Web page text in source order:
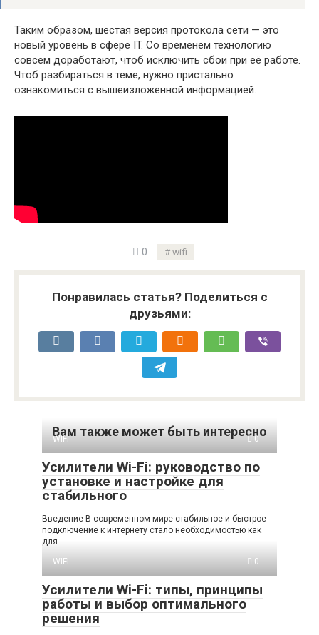
Таким образом, шестая версия протокола сети — это
новый уровень в сфере IT. Со временем технологию
совсем доработают, чтоб исключить сбои при её работе.
Чтоб разбираться в теме, нужно пристально
ознакомиться с вышеизложенной информацией.
0 wifi
Понравилась статья? Поделиться с
друзьями:
Вам также может быть интересно
WIFI 0
Усилители Wi-Fi: руководство по
установке и настройке для
стабильного
Введение В современном мире стабильное и быстрое
подключение к интернету стало необходимостью как
для
WIFI
0
Усилители Wi-Fi: типы, принципы
работы и выбор оптимального
решения